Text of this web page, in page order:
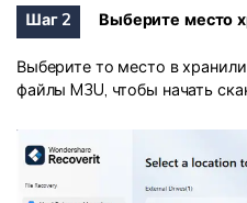
Шаг 2 Выберите место
Выберите то место в
файлы M3U, чтобы начать